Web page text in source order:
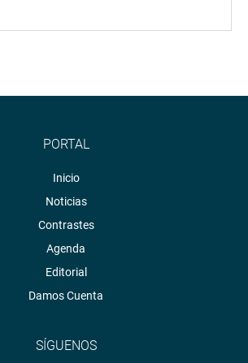
PORTAL
Inicio
Noticias
Contrastes
Agenda
Editorial
Damos Cuenta
SÍGUENOS